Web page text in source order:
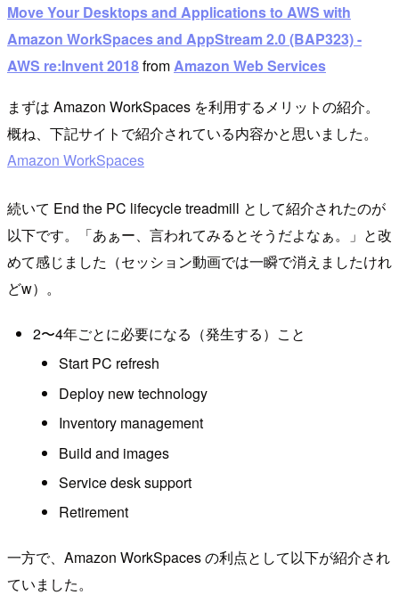
Move Your Desktops and Applications to AWS with
Amazon WorkSpaces and AppStream 2.0 (BAP323) -
AWS re:Invent 2018fromAmazon Web Services
まずは Amazon WorkSpaces を利用するメリットの紹介。
概ね、下記サイトで紹介されている内容かと思いました。
Amazon WorkSpaces
続いて End the PC lifecycle treadmill として紹介されたのが
以下です。「あぁー、言われてみるとそうだよなぁ。」と改
めて感じました（セッション動画では一瞬で消えましたけれ
どw）。
2〜4年ごとに必要になる（発生する）こと
Start PC refresh
Deploy new technology
Inventory management
Build and images
Service desk support
Retirement
一方で、Amazon WorkSpaces の利点として以下が紹介され
ていました。